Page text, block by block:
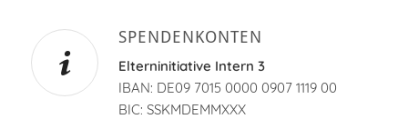
SPENDENKONTEN
Elterninitiative Intern 3
IBAN: DE09 7015 0000 0907 1119 00
BIC: SSKMDEMMXXX